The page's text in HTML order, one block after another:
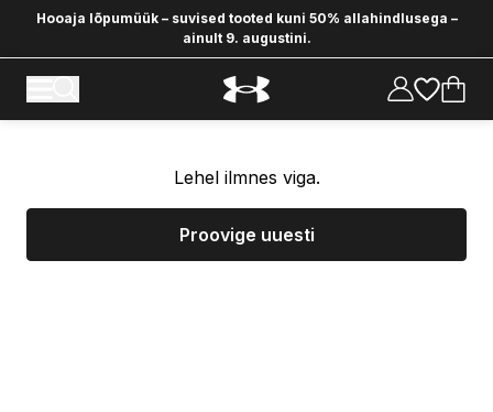
Hooaja lõpumüük – suvised tooted kuni 50% allahindlusega –
ainult 9. augustini.
Lehel ilmnes viga.
Proovige uuesti